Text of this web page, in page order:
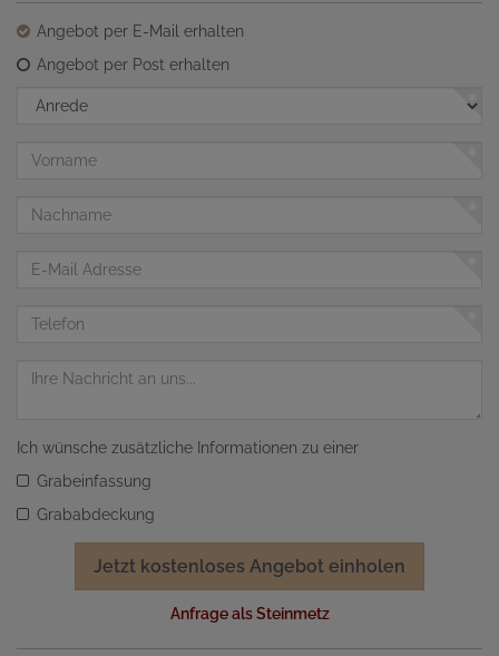
Angebot per E-Mail erhalten
Angebot per Post erhalten
Anrede
Vorname
Nachname
Telefon
Nachricht
Ich wünsche zusätzliche Informationen zu einer
Grabeinfassung
Grababdeckung
Jetzt kostenloses Angebot einholen
Anfrage als Steinmetz